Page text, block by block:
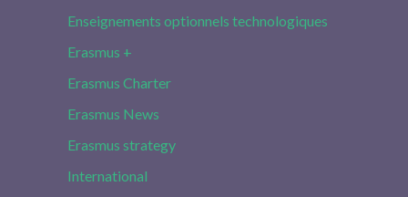
Enseignements optionnels technologiques
Erasmus +
Erasmus Charter
Erasmus News
Erasmus strategy
International